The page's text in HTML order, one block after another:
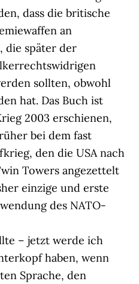
dass die britische
an
die später der
sollten, obwohl
hat. Das Buch ist
2003 erschienen,
bei dem fast
den die USA nach
Towers angezettelt
einzige und erste
des NATO-
– jetzt werde ich
haben, wenn
Sprache, den